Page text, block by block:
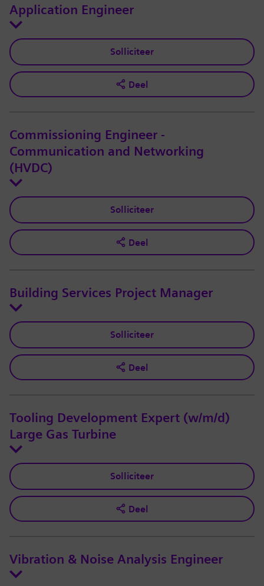
Application Engineer
Solliciteer
Deel
Commissioning Engineer -
Communication and Networking
(HVDC)
Solliciteer
Deel
Building Services Project Manager
Solliciteer
Deel
Tooling Development Expert (w/m/d)
Large Gas Turbine
Solliciteer
Deel
Vibration & Noise Analysis Engineer